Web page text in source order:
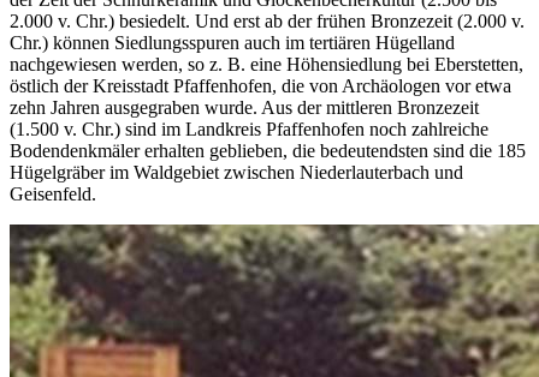
2.000 v. Chr.) besiedelt. Und erst ab der frühen Bronzezeit (2.000 v.
Chr.) können Siedlungsspuren auch im tertiären Hügelland
nachgewiesen werden, so z. B. eine Höhensiedlung bei Eberstetten,
östlich der Kreisstadt Pfaffenhofen, die von Archäologen vor etwa
zehn Jahren ausgegraben wurde. Aus der mittleren Bronzezeit
(1.500 v. Chr.) sind im Landkreis Pfaffenhofen noch zahlreiche
Bodendenkmäler erhalten geblieben, die bedeutendsten sind die 185
Hügelgräber im Waldgebiet zwischen Niederlauterbach und
Geisenfeld.